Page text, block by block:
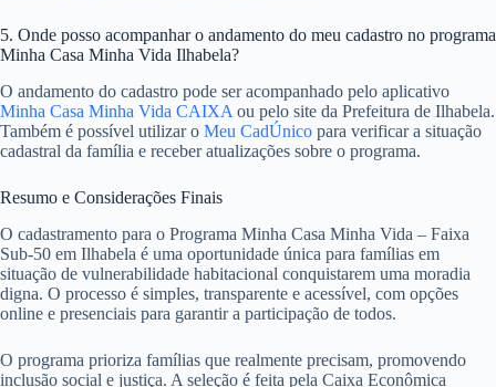
5. Onde posso acompanhar o andamento do meu cadastro no programa
Minha Casa Minha Vida Ilhabela?
O andamento do cadastro pode ser acompanhado pelo aplicativo
Minha Casa Minha Vida CAIXA ou pelo site da Prefeitura de Ilhabela.
Também é possível utilizar o Meu CadÚnico para verificar a situação
cadastral da família e receber atualizações sobre o programa.
Resumo e Considerações Finais
O cadastramento para o Programa Minha Casa Minha Vida – Faixa
Sub-50 em Ilhabela é uma oportunidade única para famílias em
situação de vulnerabilidade habitacional conquistarem uma moradia
digna. O processo é simples, transparente e acessível, com opções
online e presenciais para garantir a participação de todos.
O programa prioriza famílias que realmente precisam, promovendo
inclusão social e justiça. A seleção é feita pela Caixa Econômica